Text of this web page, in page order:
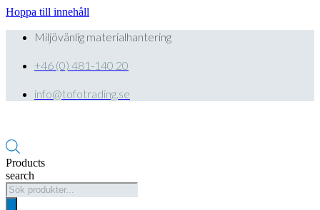
Hoppa till innehåll
Miljövänlig materialhantering
+46 (0) 481-140 20
info@tofotrading.se
Products
search